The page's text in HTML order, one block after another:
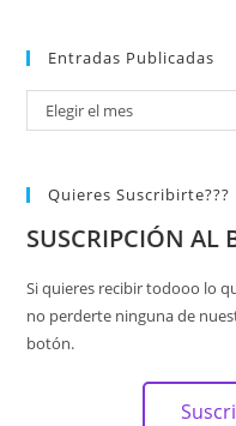
Entradas Publicadas
Elegir el mes
Quieres Suscribirte???
SUSCRIPCIÓN AL
Si quieres recibir todooo lo
no perderte ninguna de
botón.